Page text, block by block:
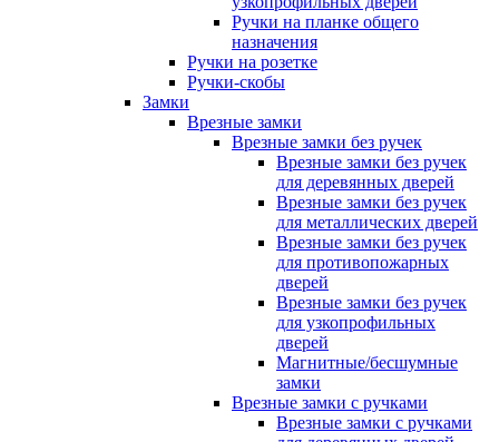
Ручки на планке общего
назначения
Ручки на розетке
Ручки-скобы
Замки
Врезные замки
Врезные замки без ручек
Врезные замки без ручек
для деревянных дверей
Врезные замки без ручек
для металлических дверей
Врезные замки без ручек
для противопожарных
дверей
Врезные замки без ручек
для узкопрофильных
дверей
Магнитные/бесшумные
замки
Врезные замки с ручками
Врезные замки с ручками